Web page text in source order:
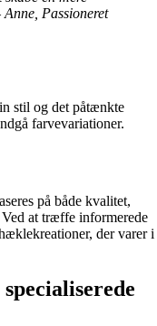
Passioneret
stil og det påtænkte
farvevariationer.
på både kvalitet,
at træffe informerede
der varer i